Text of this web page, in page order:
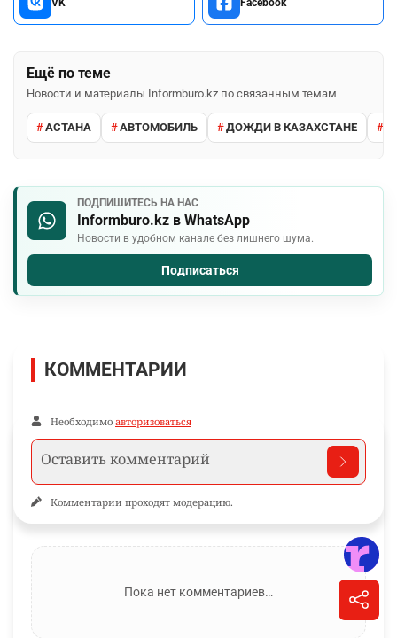
VK Facebook
Ещё по теме
Новости и материалы Informburo.kz по связанным темам
АСТАНА АВТОМОБИЛЬ ДОЖДИ В КАЗАХСТАНЕ
ПОДПИШИТЕСЬ НА НАС
Informburo.kz в WhatsApp
Новости в удобном канале без лишнего шума.
Подписаться
КОММЕНТАРИИ
Необходимо авторизоваться
Комментарии проходят модерацию.
Пока нет комментариев…